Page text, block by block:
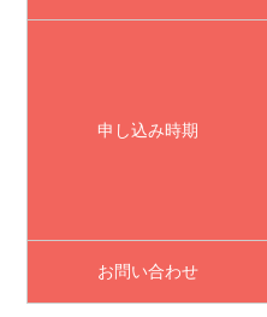
申し込み時期
お問い合わせ